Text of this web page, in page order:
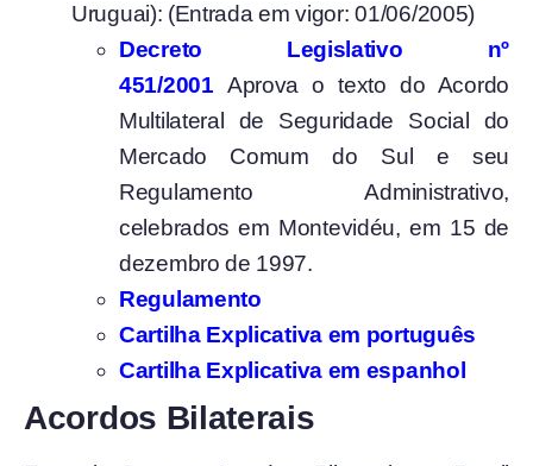
Uruguai): (Entrada em vigor: 01/06/2005)
Decreto Legislativo nº
451/2001 Aprova o texto do Acordo
Multilateral de Seguridade Social do
Mercado Comum do Sul e seu
Regulamento Administrativo,
celebrados em Montevidéu, em 15 de
dezembro de 1997.
Regulamento
Cartilha Explicativa em português
Cartilha Explicativa em espanhol
Acordos Bilaterais